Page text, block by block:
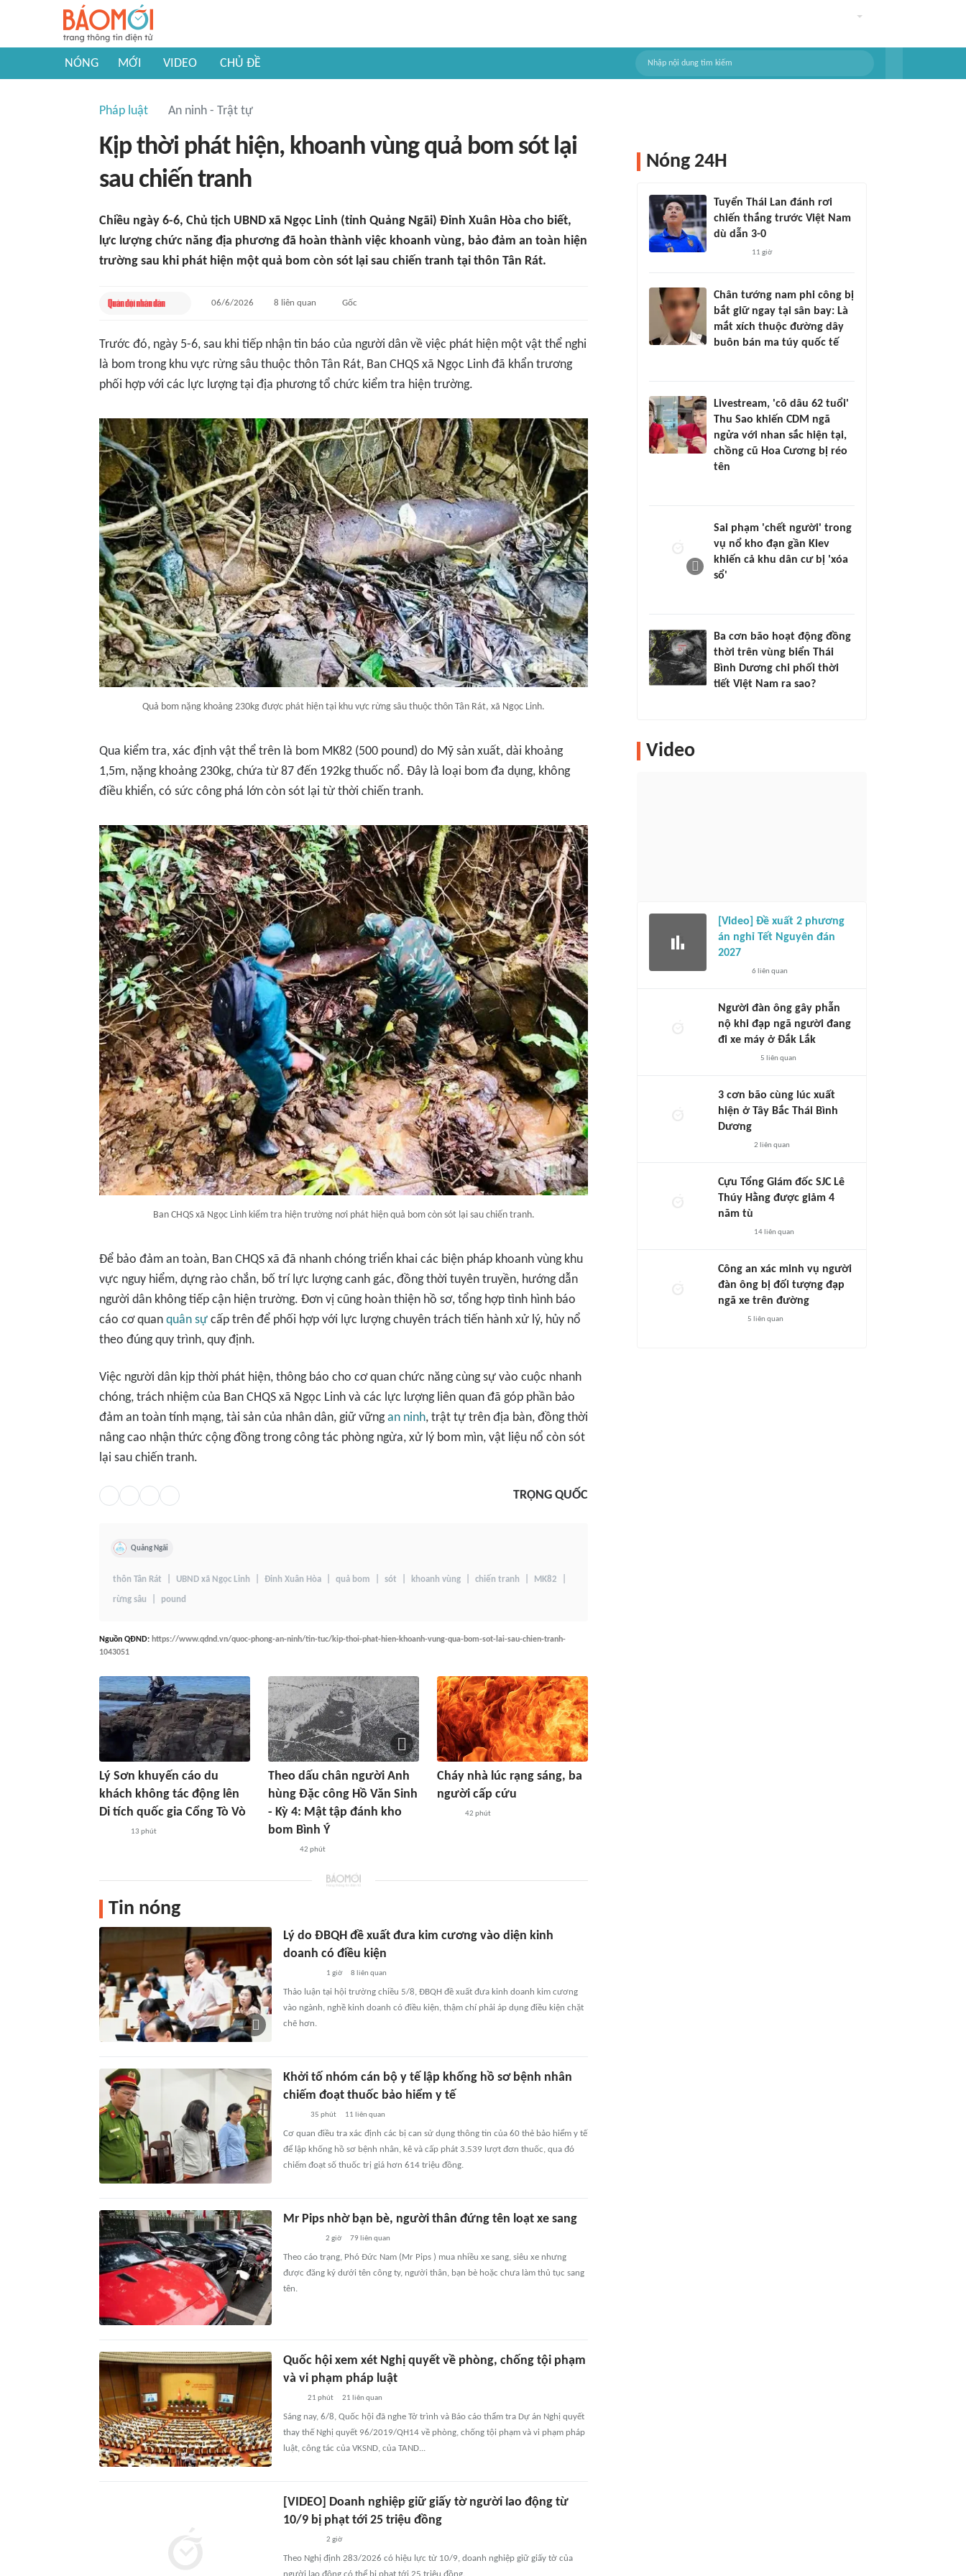
NÓNG MỚI VIDEO CHỦ ĐỀ
Pháp luật An ninh - Trật tự
Kịp thời phát hiện, khoanh vùng quả bom sót lại
sau chiến tranh
Chiều ngày 6-6, Chủ tịch UBND xã Ngọc Linh (tỉnh Quảng Ngãi) Đinh Xuân Hòa cho biết,
lực lượng chức năng địa phương đã hoàn thành việc khoanh vùng, bảo đảm an toàn hiện
trường sau khi phát hiện một quả bom còn sót lại sau chiến tranh tại thôn Tân Rát.
06/6/2026 8 liên quan Gốc
Trước đó, ngày 5-6, sau khi tiếp nhận tin báo của người dân về việc phát hiện một vật thể nghi
là bom trong khu vực rừng sâu thuộc thôn Tân Rát, Ban CHQS xã Ngọc Linh đã khẩn trương
phối hợp với các lực lượng tại địa phương tổ chức kiểm tra hiện trường.
Quả bom nặng khoảng 230kg được phát hiện tại khu vực rừng sâu thuộc thôn Tân Rát, xã Ngọc Linh.
Qua kiểm tra, xác định vật thể trên là bom MK82 (500 pound) do Mỹ sản xuất, dài khoảng
1,5m, nặng khoảng 230kg, chứa từ 87 đến 192kg thuốc nổ. Đây là loại bom đa dụng, không
điều khiển, có sức công phá lớn còn sót lại từ thời chiến tranh.
Ban CHQS xã Ngọc Linh kiểm tra hiện trường nơi phát hiện quả bom còn sót lại sau chiến tranh.
Để bảo đảm an toàn, Ban CHQS xã đã nhanh chóng triển khai các biện pháp khoanh vùng khu
vực nguy hiểm, dựng rào chắn, bố trí lực lượng canh gác, đồng thời tuyên truyền, hướng dẫn
người dân không tiếp cận hiện trường. Đơn vị cũng hoàn thiện hồ sơ, tổng hợp tình hình báo
cáo cơ quan quân sự cấp trên để phối hợp với lực lượng chuyên trách tiến hành xử lý, hủy nổ
theo đúng quy trình, quy định.
Việc người dân kịp thời phát hiện, thông báo cho cơ quan chức năng cùng sự vào cuộc nhanh
chóng, trách nhiệm của Ban CHQS xã Ngọc Linh và các lực lượng liên quan đã góp phần bảo
đảm an toàn tính mạng, tài sản của nhân dân, giữ vữngan ninh, trật tự trên địa bàn, đồng thời
nâng cao nhận thức cộng đồng trong công tác phòng ngừa, xử lý bom mìn, vật liệu nổ còn sót
lại sau chiến tranh.
TRỌNG QUỐC
Quảng Ngãi
thôn Tân Rát UBND xã Ngọc Linh Đinh Xuân Hòa quả bom sót khoanh vùng chiến tranh MK82
rừng sâu pound
Nguồn QĐND: https://www.qdnd.vn/quoc-phong-an-ninh/tin-tuc/kip-thoi-phat-hien-khoanh-vung-qua-bom-sot-lai-sau-chien-tranh-
1043051
Lý Sơn khuyến cáo du
khách không tác động lên
Di tích quốc gia Cổng Tò Vò
13 phút
Theo dấu chân người Anh
hùng Đặc công Hồ Văn Sinh
- Kỳ 4: Mật tập đánh kho
bom Bình Ý
42 phút
Cháy nhà lúc rạng sáng, ba
người cấp cứu
42 phút
Tin nóng
Lý do ĐBQH đề xuất đưa kim cương vào diện kinh
doanh có điều kiện
1 giờ 8 liên quan
Thảo luận tại hội trường chiều 5/8, ĐBQH đề xuất đưa kinh doanh kim cương
vào ngành, nghề kinh doanh có điều kiện, thậm chí phải áp dụng điều kiện chặt
chẽ hơn.
Khởi tố nhóm cán bộ y tế lập khống hồ sơ bệnh nhân
chiếm đoạt thuốc bảo hiểm y tế
35 phút 11 liên quan
Cơ quan điều tra xác định các bị can sử dụng thông tin của 60 thẻ bảo hiểm y tế
để lập khống hồ sơ bệnh nhân, kê và cấp phát 3.539 lượt đơn thuốc, qua đó
chiếm đoạt số thuốc trị giá hơn 614 triệu đồng.
Mr Pips nhờ bạn bè, người thân đứng tên loạt xe sang
2 giờ 79 liên quan
Theo cáo trạng, Phó Đức Nam (Mr Pips ) mua nhiều xe sang, siêu xe nhưng
được đăng ký dưới tên công ty, người thân, bạn bè hoặc chưa làm thủ tục sang
tên.
Quốc hội xem xét Nghị quyết về phòng, chống tội phạm
và vi phạm pháp luật
21 phút 21 liên quan
Sáng nay, 6/8, Quốc hội đã nghe Tờ trình và Báo cáo thẩm tra Dự án Nghị quyết
thay thế Nghị quyết 96/2019/QH14 về phòng, chống tội phạm và vi phạm pháp
luật, công tác của VKSND, của TAND...
[VIDEO] Doanh nghiệp giữ giấy tờ người lao động từ
10/9 bị phạt tới 25 triệu đồng
2 giờ
Theo Nghị định 283/2026 có hiệu lực từ 10/9, doanh nghiệp giữ giấy tờ của
Nóng 24H
Tuyển Thái Lan đánh rơi
chiến thắng trước Việt Nam
dù dẫn 3-0
11 giờ
Chân tướng nam phi công bị
bắt giữ ngay tại sân bay: Là
mắt xích thuộc đường dây
buôn bán ma túy quốc tế
Livestream, 'cô dâu 62 tuổi'
Thu Sao khiến CDM ngã
ngửa với nhan sắc hiện tại,
chồng cũ Hoa Cương bị réo
tên
Sai phạm 'chết người' trong
vụ nổ kho đạn gần Kiev
khiến cả khu dân cư bị 'xóa
sổ'
Ba cơn bão hoạt động đồng
thời trên vùng biển Thái
Bình Dương chi phối thời
tiết Việt Nam ra sao?
Video
[Video] Đề xuất 2 phương
án nghỉ Tết Nguyên đán
2027
6 liên quan
Người đàn ông gây phẫn
nộ khi đạp ngã người đang
đi xe máy ở Đắk Lắk
5 liên quan
3 cơn bão cùng lúc xuất
hiện ở Tây Bắc Thái Bình
Dương
2 liên quan
Cựu Tổng Giám đốc SJC Lê
Thúy Hằng được giảm 4
năm tù
14 liên quan
Công an xác minh vụ người
đàn ông bị đối tượng đạp
ngã xe trên đường
5 liên quan